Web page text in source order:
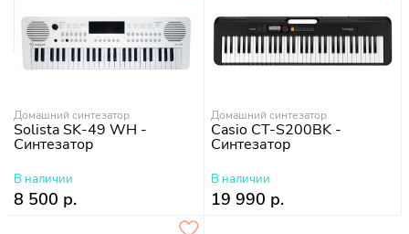
Домашний синтезатор
Solista SK-49 WH -
Синтезатор
В наличии
8 500 р.
Домашний синтезатор
Casio CT-S200BK -
Синтезатор
В наличии
19 990 р.